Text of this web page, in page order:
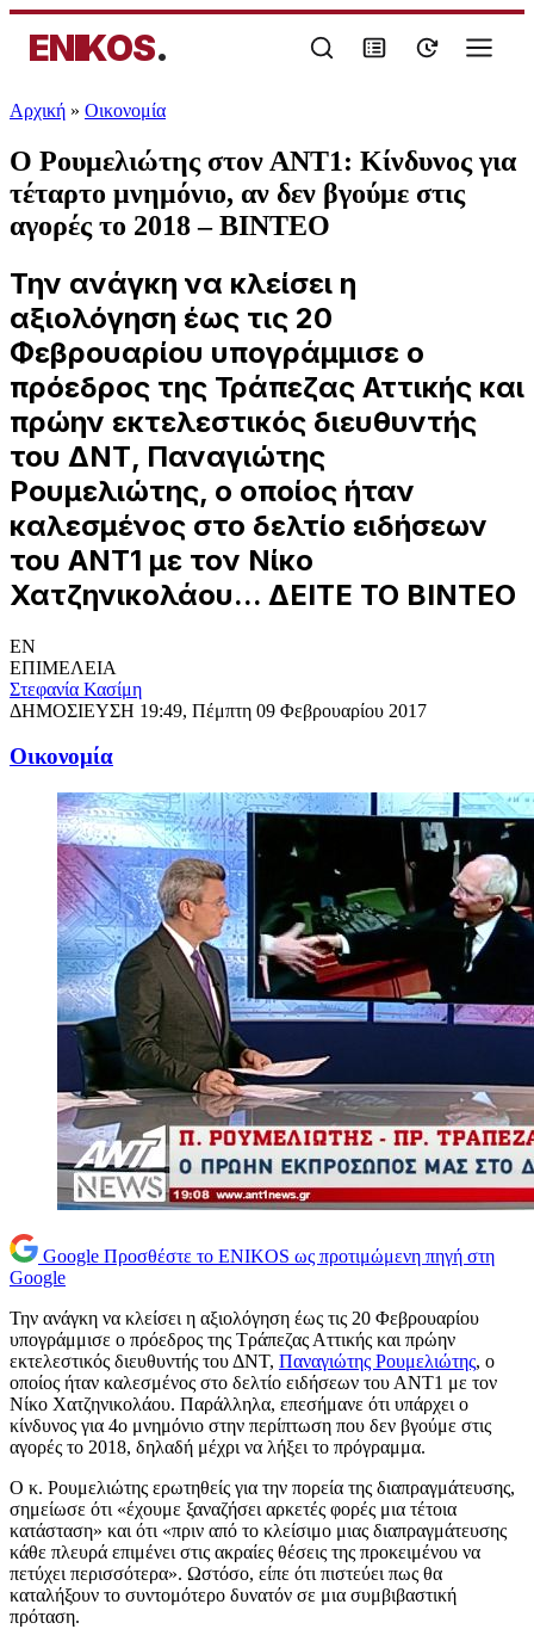
ENIKOS.
Αρχική » Oικονομία
Ο Ρουμελιώτης στον ΑΝΤ1: Κίνδυνος για
τέταρτο μνημόνιο, αν δεν βγούμε στις
αγορές το 2018 – ΒΙΝΤΕΟ
Την ανάγκη να κλείσει η
αξιολόγηση έως τις 20
Φεβρουαρίου υπογράμμισε ο
πρόεδρος της Τράπεζας Αττικής και
πρώην εκτελεστικός διευθυντής
του ΔΝΤ, Παναγιώτης
Ρουμελιώτης, ο οποίος ήταν
καλεσμένος στο δελτίο ειδήσεων
του ΑΝΤ1 με τον Νίκο
Χατζηνικολάου... ΔΕΙΤΕ ΤΟ ΒΙΝΤΕΟ
EN
ΕΠΙΜΕΛΕΙΑ
Στεφανία Κασίμη
ΔΗΜΟΣΙΕΥΣΗ 19:49, Πέμπτη 09 Φεβρουαρίου 2017
Oικονομία
Google Προσθέστε το ENIKOS ως προτιμώμενη πηγή στη
Google
Την ανάγκη να κλείσει η αξιολόγηση έως τις 20 Φεβρουαρίου
υπογράμμισε ο πρόεδρος της Τράπεζας Αττικής και πρώην
εκτελεστικός διευθυντής του ΔΝΤ, Παναγιώτης Ρουμελιώτης, ο
οποίος ήταν καλεσμένος στο δελτίο ειδήσεων του ΑΝΤ1 με τον
Νίκο Χατζηνικολάου. Παράλληλα, επεσήμανε ότι υπάρχει ο
κίνδυνος για 4ο μνημόνιο στην περίπτωση που δεν βγούμε στις
αγορές το 2018, δηλαδή μέχρι να λήξει το πρόγραμμα.
Ο κ. Ρουμελιώτης ερωτηθείς για την πορεία της διαπραγμάτευσης,
σημείωσε ότι «έχουμε ξαναζήσει αρκετές φορές μια τέτοια
κατάσταση» και ότι «πριν από το κλείσιμο μιας διαπραγμάτευσης
κάθε πλευρά επιμένει στις ακραίες θέσεις της προκειμένου να
πετύχει περισσότερα». Ωστόσο, είπε ότι πιστεύει πως θα
καταλήξουν το συντομότερο δυνατόν σε μια συμβιβαστική
πρόταση.